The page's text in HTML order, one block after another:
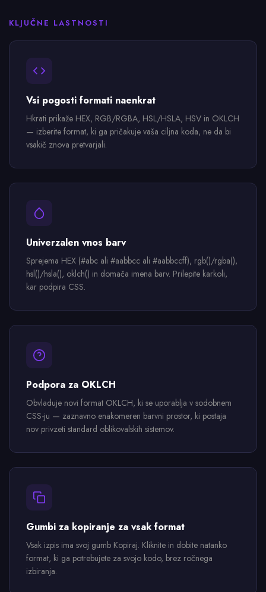
KLJUČNE LASTNOSTI
Vsi pogosti formati naenkrat
Hkrati prikaže HEX, RGB/RGBA, HSL/HSLA, HSV in OKLCH
— izberite format, ki ga pričakuje vaša ciljna koda, ne da bi
vsakič znova pretvarjali.
Univerzalen vnos barv
Sprejema HEX (#abc ali #aabbcc ali #aabbccff), rgb()/rgba(),
hsl()/hsla(), oklch() in domača imena barv. Prilepite karkoli,
kar podpira CSS.
Podpora za OKLCH
Obvladuje novi format OKLCH, ki se uporablja v sodobnem
CSS-ju — zaznavno enakomeren barvni prostor, ki postaja
nov privzeti standard oblikovalskih sistemov.
Gumbi za kopiranje za vsak format
Vsak izpis ima svoj gumb Kopiraj. Kliknite in dobite natanko
format, ki ga potrebujete za svojo kodo, brez ročnega
izbiranja.